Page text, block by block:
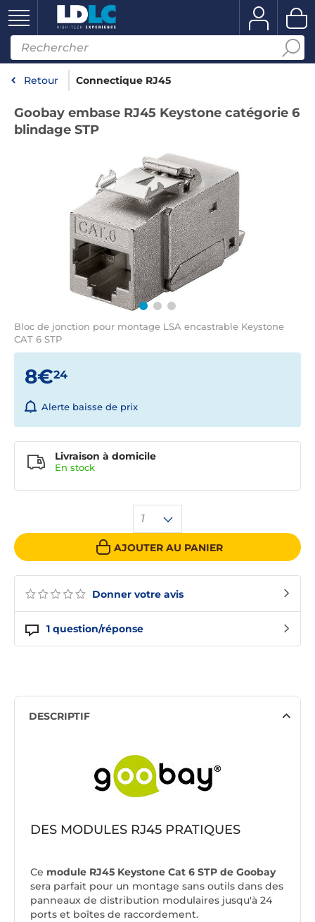
Retour Connectique RJ45
Goobay embase RJ45 Keystone catégorie 6
blindage STP
Bloc de jonction pour montage LSA encastrable Keystone
CAT 6 STP
Donner votre avis
1 question/réponse
8€24
Alerte baisse de prix
1
AJOUTER AU PANIER
Livraison à domicile
En stock
DESCRIPTIF
DES MODULES RJ45 PRATIQUES
Ce module RJ45 Keystone Cat 6 STP de Goobay
sera parfait pour un montage sans outils dans des
panneaux de distribution modulaires jusqu'à 24
ports et boîtes de raccordement.